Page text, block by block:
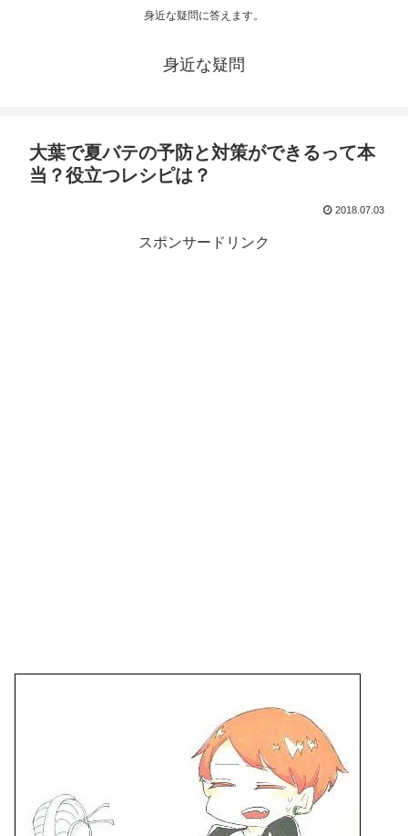
身近な疑問に答えます。
身近な疑問
大葉で夏バテの予防と対策ができるって本
当？役立つレシピは？
2018.07.03
スポンサードリンク